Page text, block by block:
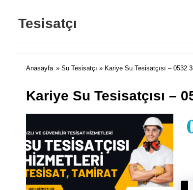
Tesisatçı
Anasayfa » Su Tesisatçı » Kariye Su Tesisatçısı – 0532
Kariye Su Tesisatçısı –